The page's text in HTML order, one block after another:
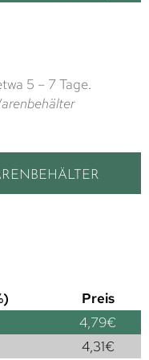
5 – 7 Tage.
Preis
4,79€
4,31€